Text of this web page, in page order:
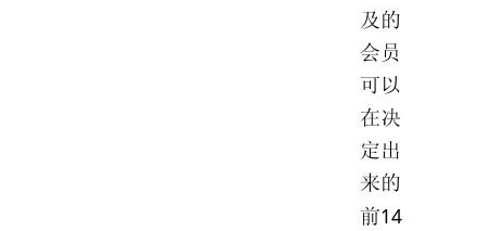
及的
会员
可以
在决
定出
来的
前14